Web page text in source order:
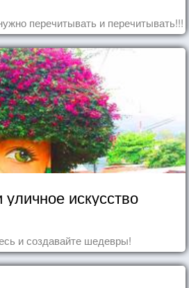
перечитывать и перечитывать!!!
искусство
и создавайте шедевры!